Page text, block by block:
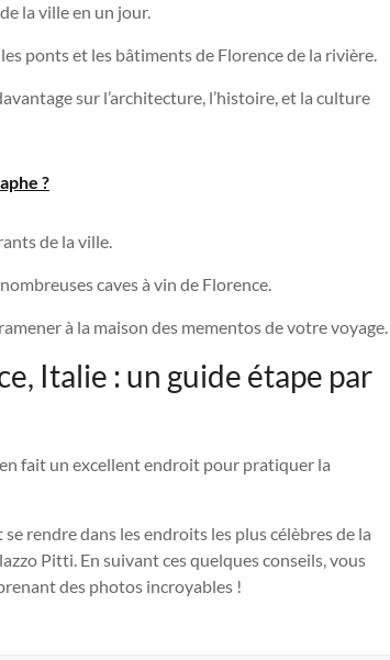
la ville en un jour.
ponts et les bâtiments de Florence de la rivière.
sur l’architecture, l’histoire, et la culture
?
de la ville.
caves à vin de Florence.
à la maison des mementos de votre voyage.
Italie : un guide étape par
fait un excellent endroit pour pratiquer la
rendre dans les endroits les plus célèbres de la
Pitti. En suivant ces quelques conseils, vous
des photos incroyables !